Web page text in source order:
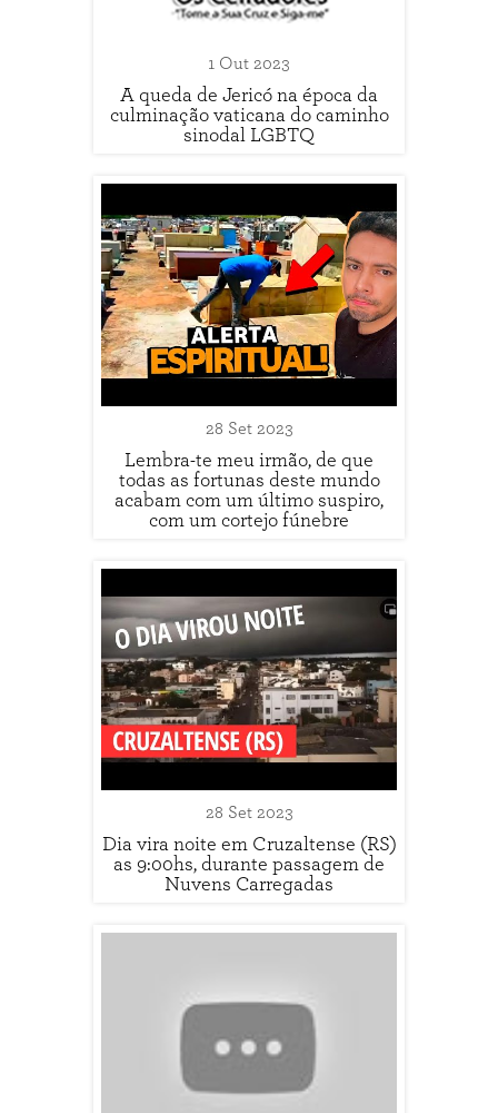
1 Out 2023
A queda de Jericó na época da
culminação vaticana do caminho
sinodal LGBTQ
28 Set 2023
Lembra-te meu irmão, de que
todas as fortunas deste mundo
acabam com um último suspiro,
com um cortejo fúnebre
28 Set 2023
Dia vira noite em Cruzaltense (RS)
as 9:00hs, durante passagem de
Nuvens Carregadas